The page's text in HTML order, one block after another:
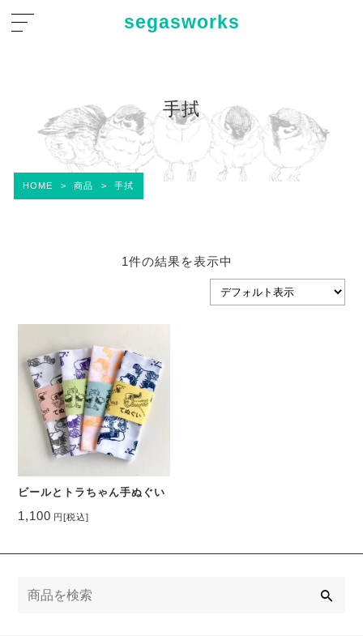
segasworks
手拭
HOME > 商品 > 手拭
1件の結果を表示中
ビールとトラちゃん手ぬぐい
1,100 円[税込]